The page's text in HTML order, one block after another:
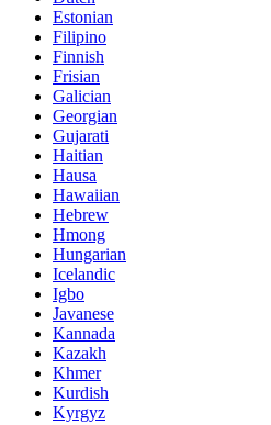
Estonian
Filipino
Finnish
Frisian
Galician
Georgian
Gujarati
Haitian
Hausa
Hawaiian
Hebrew
Hmong
Hungarian
Icelandic
Igbo
Javanese
Kannada
Kazakh
Khmer
Kurdish
Kyrgyz